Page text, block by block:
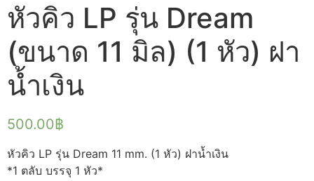
หัวคิว LP รุ่น Dream
(ขนาด 11 มิล) (1 หัว) ฝา
น้ำเงิน
500.00฿
หัวคิว LP รุ่น Dream 11 mm. (1 หัว) ฝาน้ำเงิน
*1 ตลับ บรรจุ 1 หัว*